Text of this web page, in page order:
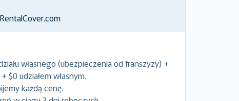
własnego (ubezpieczenia od franszyzy) +
$0 udziałem własnym.
każdą cenę.